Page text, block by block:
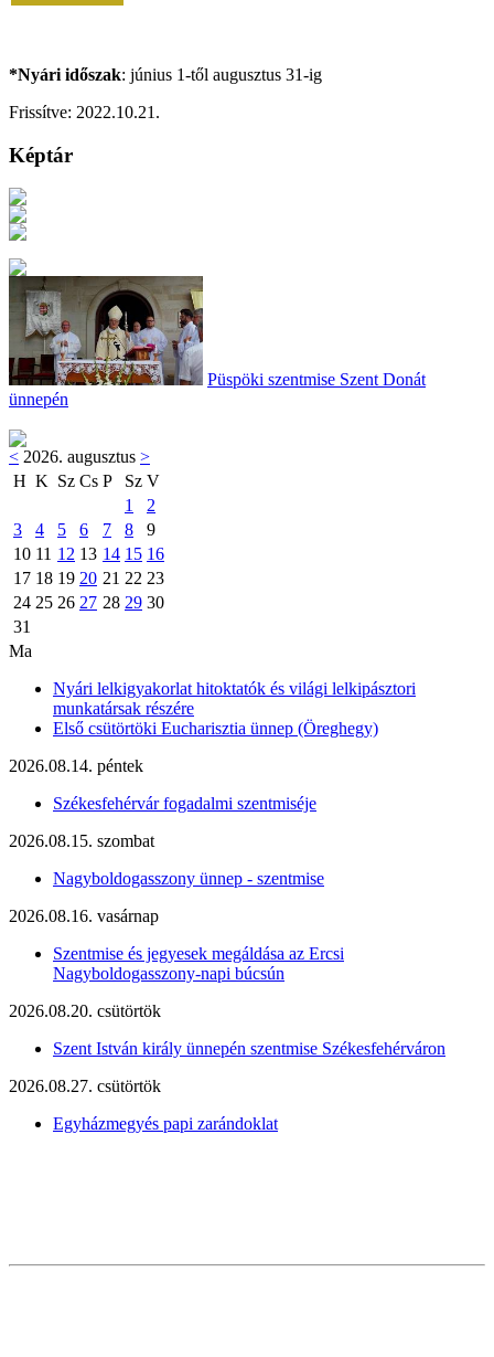
*Nyári időszak: június 1-től augusztus 31-ig
Frissítve: 2022.10.21 .
Képtár
Püspöki szentmise Szent Donát
ünnepén
< 2026. augusztus >
H K Sz Cs P Sz V
1
2
3
4 5 6 7 8
9
10 11 12 13 14 15 16
17 18 19 20 21 22 23
24 25 26 27 28 29 30
31
Ma
Nyári lelkigyakorlat hitoktatók és világi lelkipásztori
munkatársak részére
Első csütörtöki Eucharisztia ünnep (Öreghegy)
2026.08.14. péntek
Székesfehérvár fogadalmi szentmiséje
2026.08.15. szombat
Nagyboldogasszony ünnep - szentmise
2026.08.16. vasárnap
Szentmise és jegyesek megáldása az Ercsi
Nagyboldogasszony-napi búcsún
2026.08.20. csütörtök
Szent István király ünnepén szentmise Székesfehérváron
2026.08.27. csütörtök
Egyházmegyés papi zarándoklat